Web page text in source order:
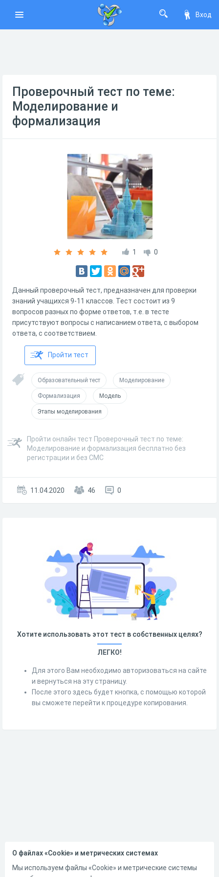
Вход
Проверочный тест по теме:
Моделирование и
формализация
1 0
Данный проверочный тест, предназначен для проверки
знаний учащихся 9-11 классов. Тест состоит из 9
вопросов разных по форме ответов, т.е. в тесте
присутствуют вопросы с написанием ответа, с выбором
ответа, с соответствием.
Пройти тест
Образовательный тест Моделирование
Формализация Модель
Этапы моделирования
Пройти онлайн тест Проверочный тест по теме:
Моделирование и формализация бесплатно без
регистрации и без СМС
11.04.2020 46 0
Хотите использовать этот тест в собственных целях?
ЛЕГКО!
Для этого Вам необходимо авторизоваться на сайте
и вернуться на эту страницу.
После этого здесь будет кнопка, с помощью которой
вы сможете перейти к процедуре копирования.
О файлах «Cookie» и метрических системах
Мы используем файлы «Cookie» и метрические системы